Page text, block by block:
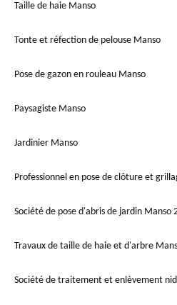
Taille de haie Manso
Tonte et réfection de pelouse Manso
Pose de gazon en rouleau Manso
Paysagiste Manso
Jardinier Manso
Professionnel en pose de clôture et
Société de pose d'abris de jardin Manso
Travaux de taille de haie et d'arbre
Société de traitement et enlèvement